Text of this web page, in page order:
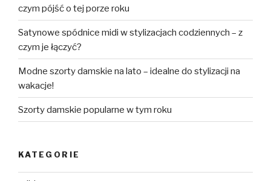
czym pójść o tej porze roku
Satynowe spódnice midi w stylizacjach codziennych – z
czym je łączyć?
Modne szorty damskie na lato – idealne do stylizacji na
wakacje!
Szorty damskie popularne w tym roku
KATEGORIE